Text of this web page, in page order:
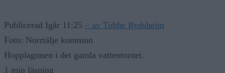
Publicerad Igår 11:25 – av Tobbe Rydsheim
Foto: Norrtälje kommun
Hopplagunen i det gamla vattentornet.
1 min läsning